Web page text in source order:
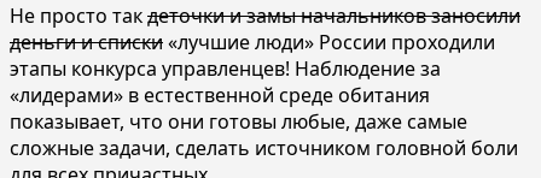
Не просто такдеточки и замы начальников заносили
деньги и списки«лучшие люди» России проходили
этапы конкурса управленцев! Наблюдение за
«лидерами» в естественной среде обитания
показывает, что они готовы любые, даже самые
сложные задачи, сделать источником головной боли